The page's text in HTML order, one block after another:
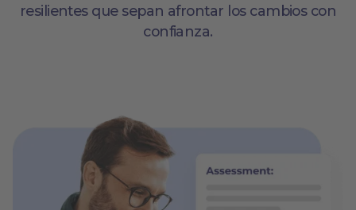
resilientes que sepan afrontar los cambios con
confianza.